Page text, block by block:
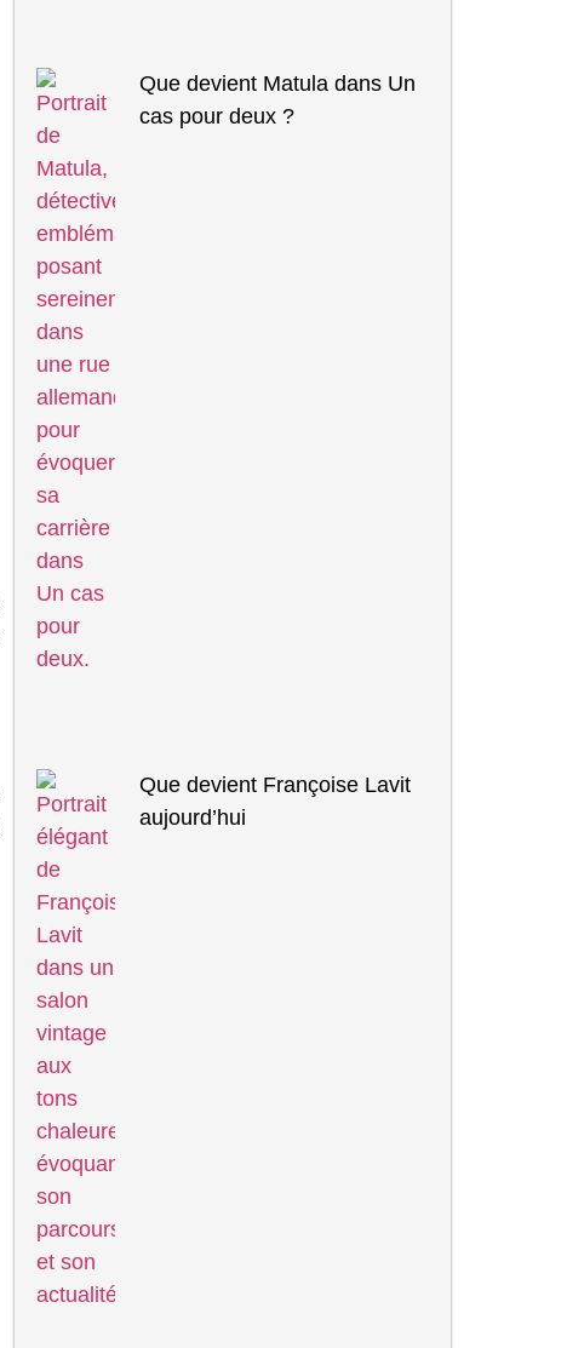
Que devient Matula dans Un
cas pour deux ?
Que devient Françoise Lavit
aujourd’hui